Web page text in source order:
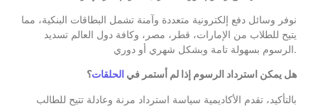
نوفر وسائل دفع إلكترونية متعددة وآمنة تشمل البطاقات البنكية، مما
يتيح للطلاب من الإمارات، قطر، مصر، وكافة دول العالم تسديد
الرسوم بسهولة تامة وبشكل شهري أو دوري.
هل يمكن استرداد الرسوم إذا لم أستمر في الحلقات؟
بالتأكيد، تقدم الأكاديمية سياسة استرداد مرنة وعادلة تتيح للطالب